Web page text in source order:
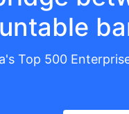
Top 500